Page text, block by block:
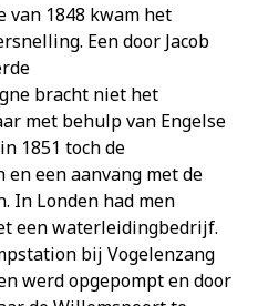
van 1848 kwam het
Een door Jacob
bracht niet het
met behulp van Engelse
1851 toch de
een aanvang met de
In Londen had men
een waterleidingbedrijf.
bij Vogelenzang
werd opgepompt en door